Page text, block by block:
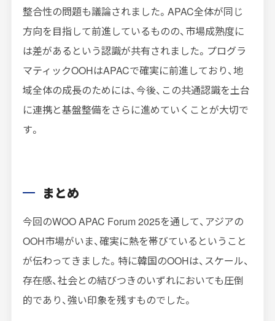
整合性の問題も議論されました。APAC全体が同じ
方向を目指して前進しているものの、市場成熟度に
は差があるという認識が共有されました。プログラ
マティックOOHはAPACで確実に前進しており、地
域全体の成長のためには、今後、この共通認識を土台
に連携と基盤整備をさらに進めていくことが大切で
す。
まとめ
今回のWOO APAC Forum 2025を通して、アジアの
OOH市場がいま、確実に熱を帯びているということ
が伝わってきました。特に韓国のOOHは、スケール、
存在感、社会との結びつきのいずれにおいても圧倒
的であり、強い印象を残すものでした。